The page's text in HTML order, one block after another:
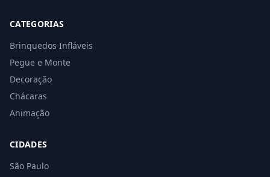
CATEGORIAS
Brinquedos Infláveis
Pegue e Monte
Decoração
Chácaras
Animação
CIDADES
São Paulo